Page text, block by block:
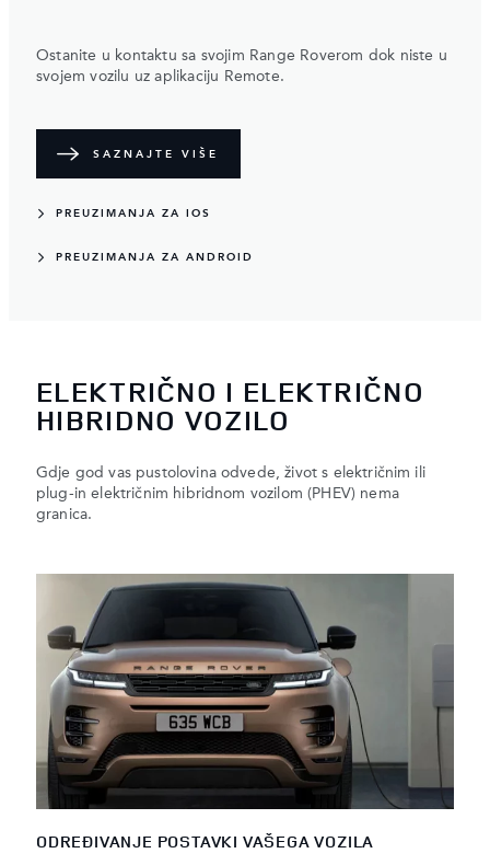
Ostanite u kontaktu sa svojim Range Roverom dok niste u
svojem vozilu uz aplikaciju Remote.
SAZNAJTE VIŠE
PREUZIMANJA ZA IOS
PREUZIMANJA ZA ANDROID
ELEKTRIČNO I ELEKTRIČNO
HIBRIDNO VOZILO
Gdje god vas pustolovina odvede, život s električnim ili
plug-in električnim hibridnom vozilom (PHEV) nema
granica.
ODREĐIVANJE POSTAVKI VAŠEGA VOZILA